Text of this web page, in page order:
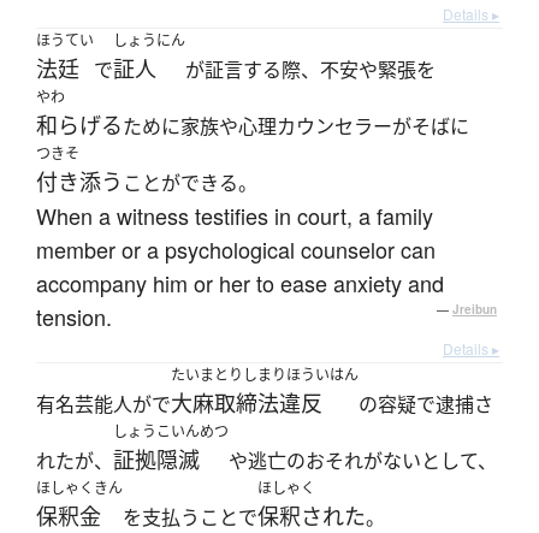
Details ▸
ほうてい
法廷 で
しょうにん
証人 が証言する際、不安や緊張を
やわ
和らげるために家族や心理カウンセラーがそばに
つきそ
付き添う ことができる。
When a witness testifies in court, a family
member or a psychological counselor can
accompany him or her to ease anxiety and
tension.
— Jreibun
Details ▸
有名芸能人がで
たいまとりしまりほういはん
大麻取締法違反 の容疑で逮捕さ
れたが、
しょうこいんめつ
証拠隠滅 や逃亡のおそれがないとして、
ほしゃくきん
保釈金 を支払うことで
ほしゃく
保釈された。